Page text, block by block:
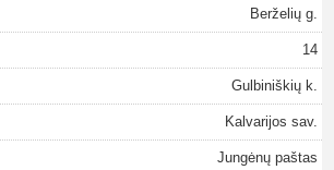
Berželių g.
14
Gulbiniškių k.
Kalvarijos sav.
Jungėnų paštas